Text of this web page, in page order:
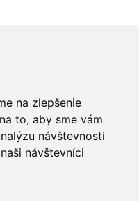
na zlepšenie
to, aby sme vám
návštevnosti
návštevníci